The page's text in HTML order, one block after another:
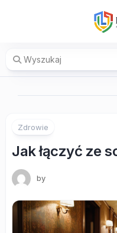
Zdrowie
Jak łączyć ze
by